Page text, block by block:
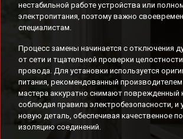
нестабильной работе устройства или
электропитания, поэтому важно
специалистам.
Процесс замены начинается с отключения
от сети и тщательной проверки
провода. Для установки используется
питания, рекомендованный
мастера аккуратно снимают поврежденный
соблюдая правила электробезопасности, и
новую деталь, обеспечивая качественное
изоляцию соединений.